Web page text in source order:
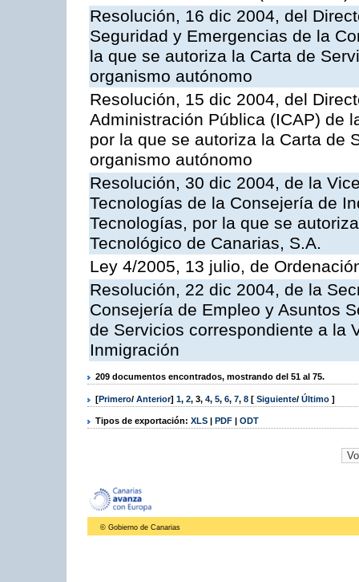
Resolución, 16 dic 2004, del
Seguridad y Emergencias de la
la que se autoriza la Carta de
organismo autónomo
Resolución, 15 dic 2004, del
Administración Pública (ICAP) de
por la que se autoriza la Carta de
organismo autónomo
Resolución, 30 dic 2004, de la
Tecnologías de la Consejería de
Tecnologías, por la que se
Tecnológico de Canarias, S.A.
Ley 4/2005, 13 julio, de
Resolución, 22 dic 2004, de la
Consejería de Empleo y Asuntos
de Servicios correspondiente a la
Inmigración
209 documentos encontrados, mostrando del 51 al 75.
[Primero/ Anterior] 1, 2, 3, 4, 5, 6, 7, 8 [ Siguiente/ Último ]
Tipos de exportación: XLS | PDF | ODT
© Gobierno de Canarias